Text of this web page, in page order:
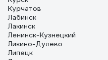
Курчатов
Лабинск
Лакинск
Ленинск-Кузнецкий
Ликино-Дулево
Липецк